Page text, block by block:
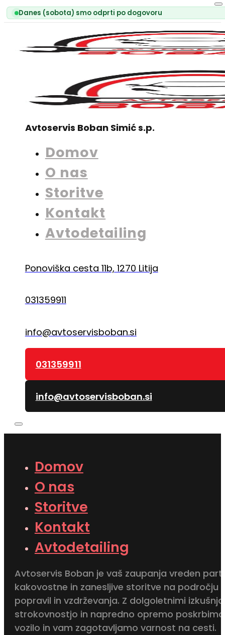
Danes (sobota) smo odprti po dogovoru
Avtoservis Boban Simić s.p.
Domov
O nas
Storitve
Kontakt
Avtodetailing
Ponoviška cesta 11b, 1270 Litija
031359911
info@avtoservisboban.si
031359911
info@avtoservisboban.si
Domov
O nas
Storitve
Kontakt
Avtodetailing
Avtoservis Boban je vaš zaupanja vreden
kakovostne in zanesljive storitve na področju
popravil in vzdrževanja. Z dolgoletnimi
strokovnostjo in napredno opremo
vozilo in vam zagotavljamo varnost na cesti.